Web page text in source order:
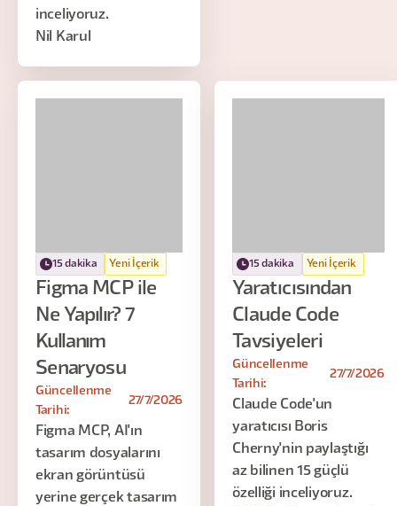
inceliyoruz.
Nil Karul
15 dakika Yeni İçerik
Figma MCP ile
Ne Yapılır? 7
Kullanım
Senaryosu
Güncellenme
Tarihi:
27/7/2026
Figma MCP, AI'ın
tasarım dosyalarını
ekran görüntüsü
yerine gerçek tasarım
15 dakika Yeni İçerik
Yaratıcısından
Claude Code
Tavsiyeleri
Güncellenme
Tarihi:
27/7/2026
Claude Code'un
yaratıcısı Boris
Cherny'nin paylaştığı
az bilinen 15 güçlü
özelliği inceliyoruz.